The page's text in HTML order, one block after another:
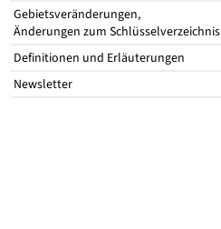
Gebietsveränderungen,
Änderungen zum Schlüsselverzeichnis
Definitionen und Erläuterungen
Newsletter